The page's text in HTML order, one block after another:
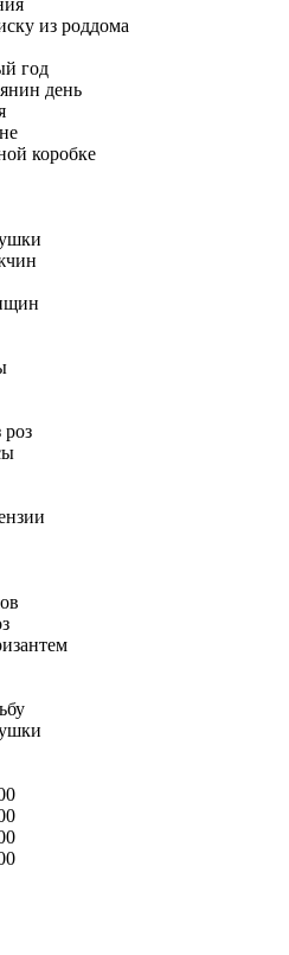
из роддома
год
день
коробке
роз